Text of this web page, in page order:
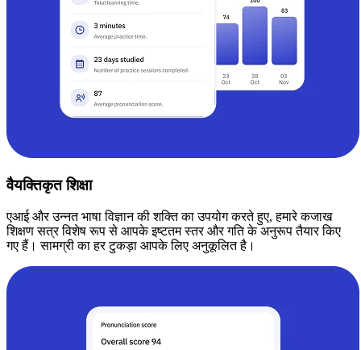
वैयक्तिकृत शिक्षा
एआई और उन्नत भाषा विज्ञान की शक्ति का उपयोग करते हुए, हमारे कजाख
शिक्षण सत्र विशेष रूप से आपके इष्टतम स्तर और गति के अनुरूप तैयार किए
गए हैं। सामग्री का हर टुकड़ा आपके लिए अनुकूलित है।